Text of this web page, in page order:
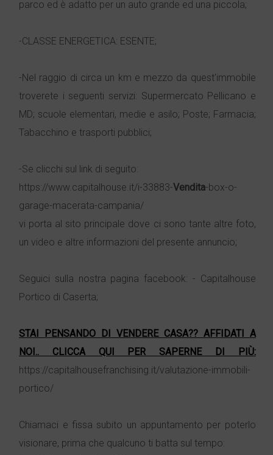
parco ed è adatto per un auto grande ed una piccola;
-CLASSE ENERGETICA: ESENTE;
-Nel raggio di circa un km e mezzo da quest'immobile
troverete i seguenti servizi: Supermercato Pellicano e
MD; scuole elementari, medie e asilo; Poste; Farmacia;
Tabacchino e trasporti pubblici;
-Se clicchi sul link di seguito:
https://www.capitalhouse.it/i-33883-Vendita-box-o-
garage-macerata-campania/
vi porta al sito principale dove ci sono tante altre foto,
un video e altre informazioni del presente annuncio;
Seguici sulla nostra pagina facebook: - Capitalhouse
Portico di Caserta;
STAI PENSANDO DI VENDERE CASA?? AFFIDATI A
NOI.. CLICCA QUI PER SAPERNE DI PIÙ:
https://capitalhousefranchising.it/valutazione-immobili-
portico/
Chiamaci e fissa subito un appuntamento per poterlo
visionare, prima che qualcuno ti batta sul tempo: